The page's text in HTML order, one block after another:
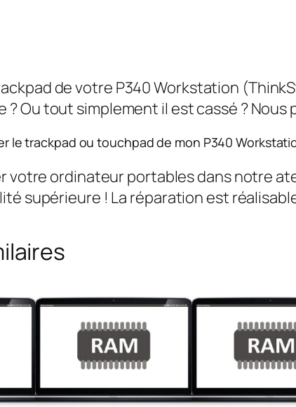
de votre P340 Workstation
Ou tout simplement il est cassé ? Nous
le trackpad ou touchpad de mon P340
votre ordinateur portables dans notre
supérieure ! La réparation est